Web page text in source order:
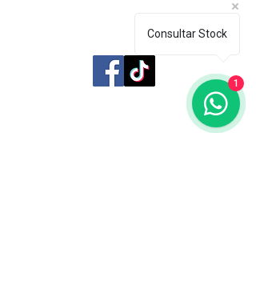
Librería Editorial Trilobites
Consultar Stock
1